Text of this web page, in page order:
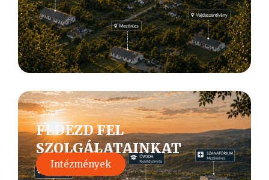
FEDEZD FEL
SZOLGÁLATAINKAT
Intézmények